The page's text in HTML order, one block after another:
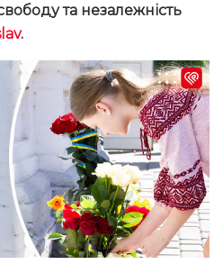
та незалежність
.